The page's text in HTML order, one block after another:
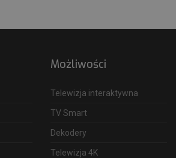
Możliwości
Telewizja interaktywna
TV Smart
Dekodery
Telewizja 4K